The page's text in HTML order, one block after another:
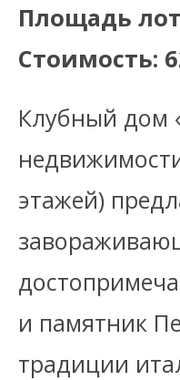
Площадь
Стоимость:
Клубный дом
этажей)
и памятник
традиции